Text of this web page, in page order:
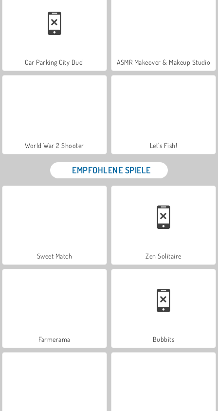
Car Parking City Duel ASMR Makeover & Makeup Studio
World War 2 Shooter Let's Fish!
EMPFOHLENE SPIELE
Sweet Match Zen Solitaire
Farmerama Bubbits